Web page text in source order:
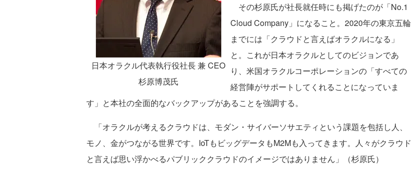
日本オラクル代表執行役社長 兼 CEO
杉原博茂氏
その杉原氏が社長就任時にも掲げたのが「No.1
Cloud Company」になること。2020年の東京五輪
までには「クラウドと言えばオラクルになる」
と。これが日本オラクルとしてのビジョンであ
り、米国オラクルコーポレーションの「すべての
経営陣がサポートしてくれることになっていま
す」と本社の全面的なバックアップがあることを強調する。
「オラクルが考えるクラウドは、モダン・サイバーソサエティという課題を包括し人、
モノ、金がつながる世界です。IoTもビッグデータもM2Mも入ってきます。人々がクラウド
と言えば思い浮かべるパブリッククラウドのイメージではありません」（杉原氏）